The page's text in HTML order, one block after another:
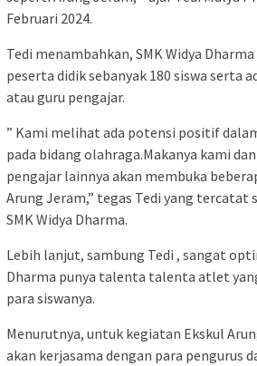
Februari 2024.
Tedi menambahkan, SMK Widya
peserta didik sebanyak 180 siswa serta
atau guru pengajar.
” Kami melihat ada potensi positif
pada bidang olahraga.Makanya kami
pengajar lainnya akan membuka
Arung Jeram,” tegas Tedi yang tercatat
SMK Widya Dharma.
Lebih lanjut, sambung Tedi , sangat
Dharma punya talenta talenta atlet
para siswanya.
Menurutnya, untuk kegiatan Ekskul
akan kerjasama dengan para pengurus